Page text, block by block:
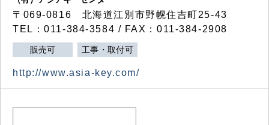
〒069-0816 北海道江別市野幌住吉町25-43
TEL：011-384-3584 / FAX：011-384-2908
販売可 工事・取付可
http://www.asia-key.com/